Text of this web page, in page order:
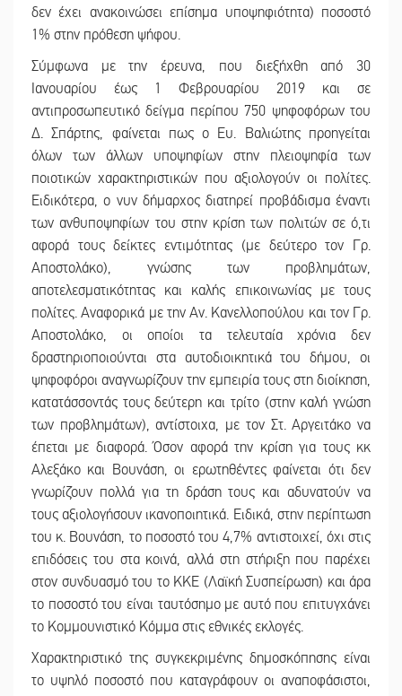
δεν έχει ανακοινώσει επίσημα υποψηφιότητα) ποσοστό
1% στην πρόθεση ψήφου.
Σύμφωνα με την έρευνα, που διεξήχθη από 30
Ιανουαρίου έως 1 Φεβρουαρίου 2019 και σε
αντιπροσωπευτικό δείγμα περίπου 750 ψηφοφόρων του
Δ. Σπάρτης, φαίνεται πως ο Ευ. Βαλιώτης προηγείται
όλων των άλλων υποψηφίων στην πλειοψηφία των
ποιοτικών χαρακτηριστικών που αξιολογούν οι πολίτες.
Ειδικότερα, ο νυν δήμαρχος διατηρεί προβάδισμα έναντι
των ανθυποψηφίων του στην κρίση των πολιτών σε ό,τι
αφορά τους δείκτες εντιμότητας (με δεύτερο τον Γρ.
Αποστολάκο), γνώσης των προβλημάτων,
αποτελεσματικότητας και καλής επικοινωνίας με τους
πολίτες. Αναφορικά με την Αν. Κανελλοπούλου και τον Γρ.
Αποστολάκο, oι οποίοι τα τελευταία χρόνια δεν
δραστηριοποιούνται στα αυτοδιοικητικά του δήμου, οι
ψηφοφόροι αναγνωρίζουν την εμπειρία τους στη διοίκηση,
κατατάσσοντάς τους δεύτερη και τρίτο (στην καλή γνώση
των προβλημάτων), αντίστοιχα, με τον Στ. Αργειτάκο να
έπεται με διαφορά. Όσον αφορά την κρίση για τους κκ
Αλεξάκο και Βουνάση, οι ερωτηθέντες φαίνεται ότι δεν
γνωρίζουν πολλά για τη δράση τους και αδυνατούν να
τους αξιολογήσουν ικανοποιητικά. Ειδικά, στην περίπτωση
του κ. Βουνάση, το ποσοστό του 4,7% αντιστοιχεί, όχι στις
επιδόσεις του στα κοινά, αλλά στη στήριξη που παρέχει
στον συνδυασμό του το ΚΚΕ (Λαϊκή Συσπείρωση) και άρα
το ποσοστό του είναι ταυτόσημο με αυτό που επιτυγχάνει
το Κομμουνιστικό Κόμμα στις εθνικές εκλογές.
Χαρακτηριστικό της συγκεκριμένης δημοσκόπησης είναι
το υψηλό ποσοστό που καταγράφουν οι αναποφάσιστοι,